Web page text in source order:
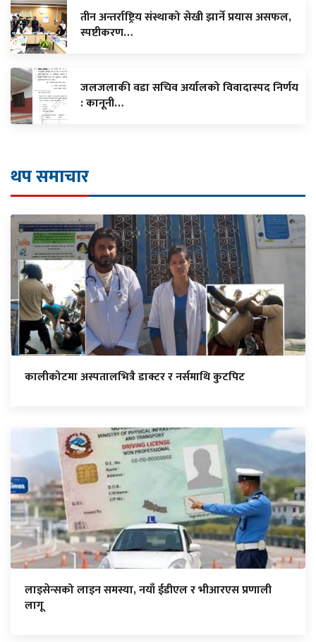
तीन अन्तर्राष्ट्रिय संस्थाको सेखी झार्ने प्रयास असफल,
स्पष्टीकरण…
जलजलाकी वडा सचिव अर्यालको विवादास्पद निर्णय
: कानूनी…
थप समाचार
कालीकोटमा अस्पतालभित्रै डाक्टर र नर्समाथि कुटपिट
लाइसेन्सको लाइन समस्या, नयाँ ईडीएल र भीआरएस प्रणाली
लागू